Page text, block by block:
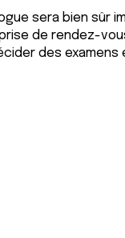
sera bien sûr
de rendez-
des examens